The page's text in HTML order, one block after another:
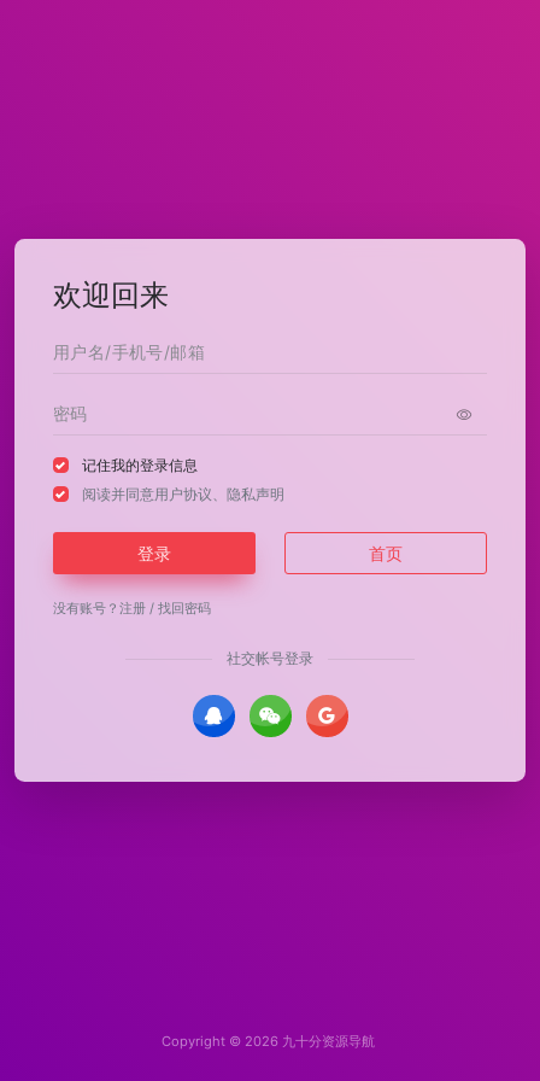
欢迎回来
记住我的登录信息
阅读并同意用户协议 隐私声明
登录 首页
没有账号？ 注册 / 找回密码
社交帐号登录
Copyright © 2026 九十分资源导航